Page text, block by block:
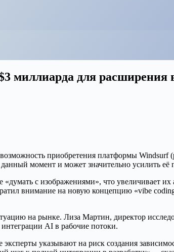
миллиарда для расширения
приобретения платформы Windsurf
момент и может значительно усилить её
с изображениями», что увеличивает
внимание на новую концепцию «vibe
на рынке. Лиза Мартин, директор
AI в рабочие потоки.
указывают на риск создания